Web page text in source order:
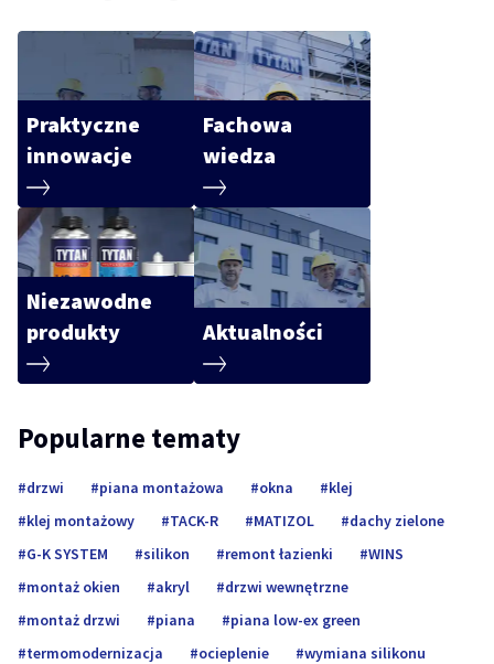
Praktyczne
innowacje
Fachowa
wiedza
Niezawodne
produkty
Aktualności
Popularne tematy
drzwi piana montażowa okna
klej
klej montażowy
TACK-R MATIZOL
dachy zielone
G-K SYSTEM
silikon remont łazienki
WINS
montaż okien
akryl
drzwi wewnętrzne
montaż drzwi
piana
piana low-ex green
termomodernizacja
ocieplenie
wymiana silikonu